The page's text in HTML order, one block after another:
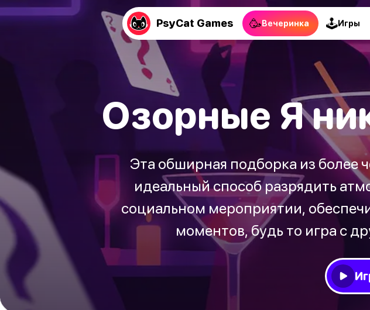
PsyCat Games 🥳Вечеринка 🕹Игры
Озорные Я
Эта обширная подборка из более
идеальный способ разрядить
социальном мероприятии,
моментов, будь то игра с